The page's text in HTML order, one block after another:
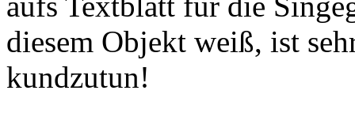
diesem Objekt weiß, ist
kundzutun!